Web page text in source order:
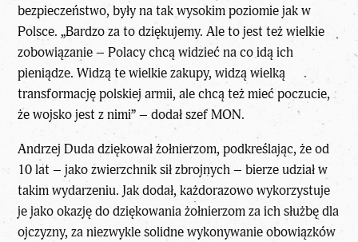
bezpieczeństwo, były na tak wysokim poziomie jak w
Polsce. „Bardzo za to dziękujemy. Ale to jest też wielkie
zobowiązanie – Polacy chcą widzieć na co idą ich
pieniądze. Widzą te wielkie zakupy, widzą wielką
transformację polskiej armii, ale chcą też mieć poczucie,
że wojsko jest z nimi” – dodał szef MON.
Andrzej Duda dziękował żołnierzom, podkreślając, że od
10 lat – jako zwierzchnik sił zbrojnych – bierze udział w
takim wydarzeniu. Jak dodał, każdorazowo wykorzystuje
je jako okazję do dziękowania żołnierzom za ich służbę dla
ojczyzny, za niezwykle solidne wykonywanie obowiązków